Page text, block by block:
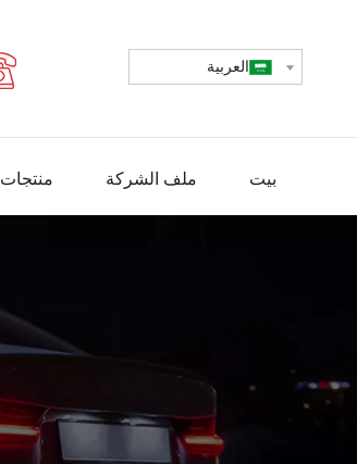
العربية
بيت ملف الشركة منتجات